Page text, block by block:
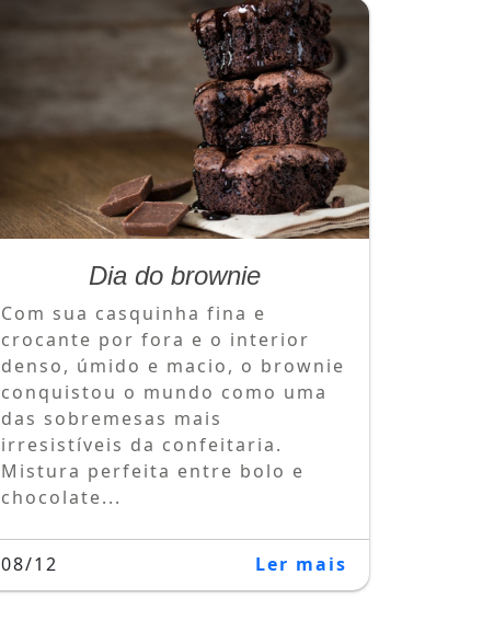
Dia do brownie
Com sua casquinha fina e
crocante por fora e o interior
denso, úmido e macio, o brownie
conquistou o mundo como uma
das sobremesas mais
irresistíveis da confeitaria.
Mistura perfeita entre bolo e
chocolate...
08/12 Ler mais